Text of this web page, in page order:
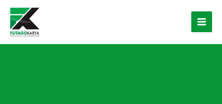
Skip to content